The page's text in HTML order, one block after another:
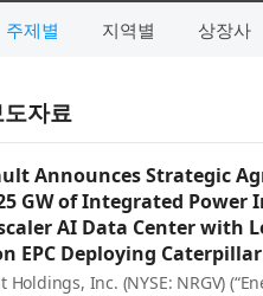
주제별 지역별 상장사
자료
Announces Strategic
GW of Integrated
AI Data Center with
EPC Deploying
Holdings, Inc. (NYSE: NRGV)